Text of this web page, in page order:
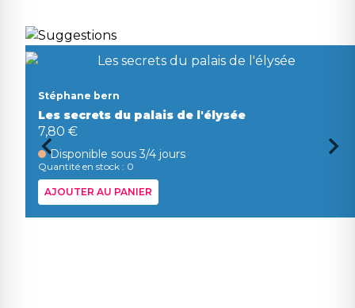
Stéphane bern
Les secrets du palais de l'élysée
7,80 €
Disponible sous 3/4 jours
Quantité en stock : 0
AJOUTER AU PANIER